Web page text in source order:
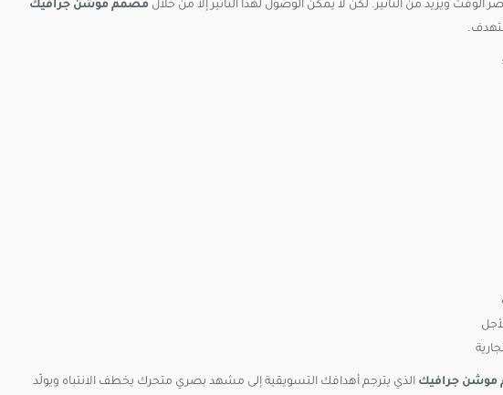
ويزيد من التأثير. لكن لا يمكن الوصول لهذا التأثير إلا من خلال مصمم موشن جرافيك
جرافيك الذي يترجم أهدافك التسويقية إلى مشهد بصري متحرك يخطف الانتباه ويولّد